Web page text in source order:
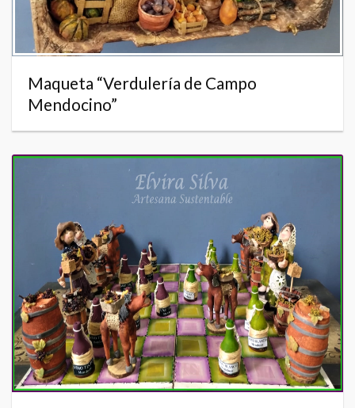
Maqueta “Verdulería de Campo
Mendocino”